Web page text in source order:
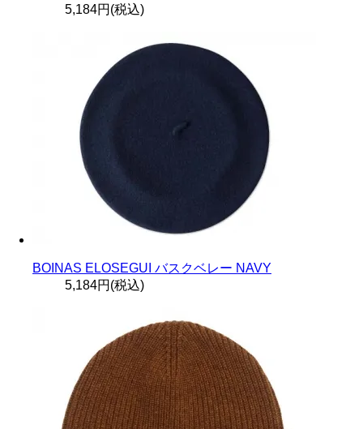
5,184円(税込)
BOINAS ELOSEGUI バスクベレー NAVY
5,184円(税込)